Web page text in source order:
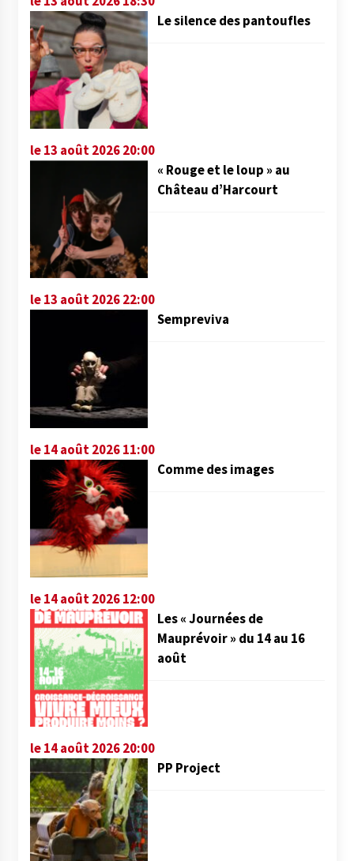
Le silence des pantoufles
le 13 août 2026 20:00
« Rouge et le loup » au
Château d’Harcourt
le 13 août 2026 22:00
Sempreviva
le 14 août 2026 11:00
Comme des images
le 14 août 2026 12:00
Les « Journées de
Mauprévoir » du 14 au 16
août
le 14 août 2026 20:00
PP Project